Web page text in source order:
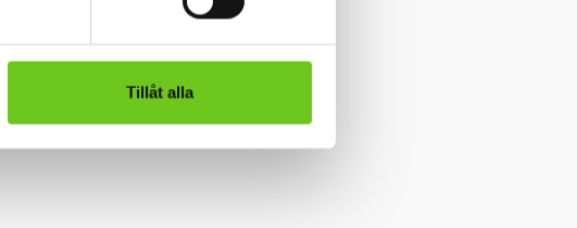
Tillåt alla